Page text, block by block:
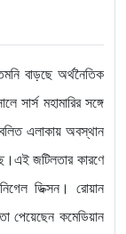
বাড়ছে অর্থনৈতিক
মহামারির সঙ্গে
এলাকায় অবস্থান
জটিলতার কারণে
ডিক্সন। রোয়ান
পেয়েছেন কমেডিয়ান